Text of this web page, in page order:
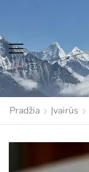
Pradžia Įvairūs